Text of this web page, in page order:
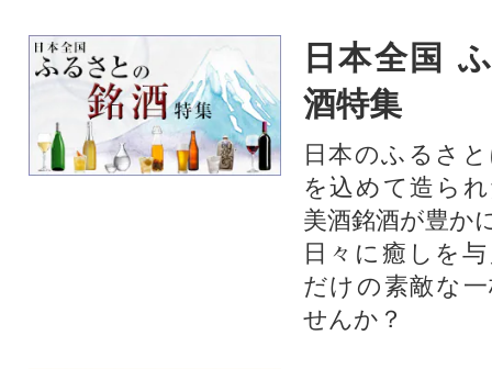
日本全国
酒特集
日本のふるさ
を込めて造ら
美酒銘酒が豊か
日々に癒しを
だけの素敵な
せんか？